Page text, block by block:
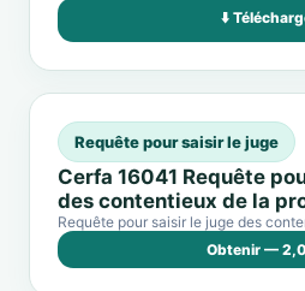
⬇️
Requête pour saisir le juge
Cerfa 16041 Requête
des contentieux de la
Requête pour saisir le juge des
Obtenir —